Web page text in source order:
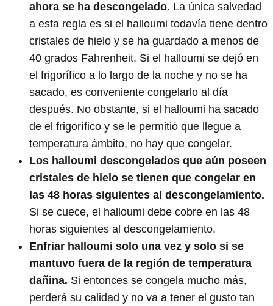
ahora se ha descongelado. La única salvedad
a esta regla es si el halloumi todavía tiene dentro
cristales de hielo y se ha guardado a menos de
40 grados Fahrenheit. Si el halloumi se dejó en
el frigorífico a lo largo de la noche y no se ha
sacado, es conveniente congelarlo al día
después. No obstante, si el halloumi ha sacado
de el frigorífico y se le permitió que llegue a
temperatura ámbito, no hay que congelar.
Los halloumi descongelados que aún poseen
cristales de hielo se tienen que congelar en
las 48 horas siguientes al descongelamiento.
Si se cuece, el halloumi debe cobre en las 48
horas siguientes al descongelamiento.
Enfriar halloumi solo una vez y solo si se
mantuvo fuera de la región de temperatura
dañina. Si entonces se congela mucho más,
perderá su calidad y no va a tener el gusto tan